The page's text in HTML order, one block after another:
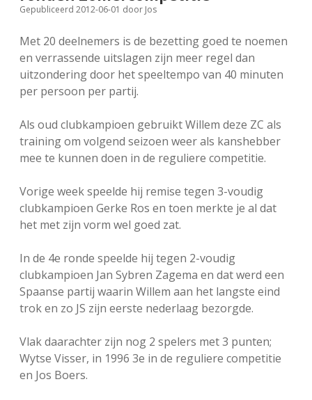
FSB: Schaakwoude II
FSB: Schaakwoude III
Koppelingen
Sponsoren
Gepubliceerd 2012-06-01 door Jos
Met 20 deelnemers is de bezetting goed te noemen
en verrassende uitslagen zijn meer regel dan
uitzondering door het speeltempo van 40 minuten
per persoon per partij.
Als oud clubkampioen gebruikt Willem deze ZC als
training om volgend seizoen weer als kanshebber
mee te kunnen doen in de reguliere competitie.
Vorige week speelde hij remise tegen 3-voudig
clubkampioen Gerke Ros en toen merkte je al dat
het met zijn vorm wel goed zat.
In de 4e ronde speelde hij tegen 2-voudig
clubkampioen Jan Sybren Zagema en dat werd een
Spaanse partij waarin Willem aan het langste eind
trok en zo JS zijn eerste nederlaag bezorgde.
Vlak daarachter zijn nog 2 spelers met 3 punten;
Wytse Visser, in 1996 3e in de reguliere competitie
en Jos Boers.